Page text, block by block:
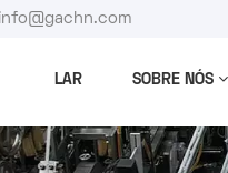
LAR SOBRE NÓS